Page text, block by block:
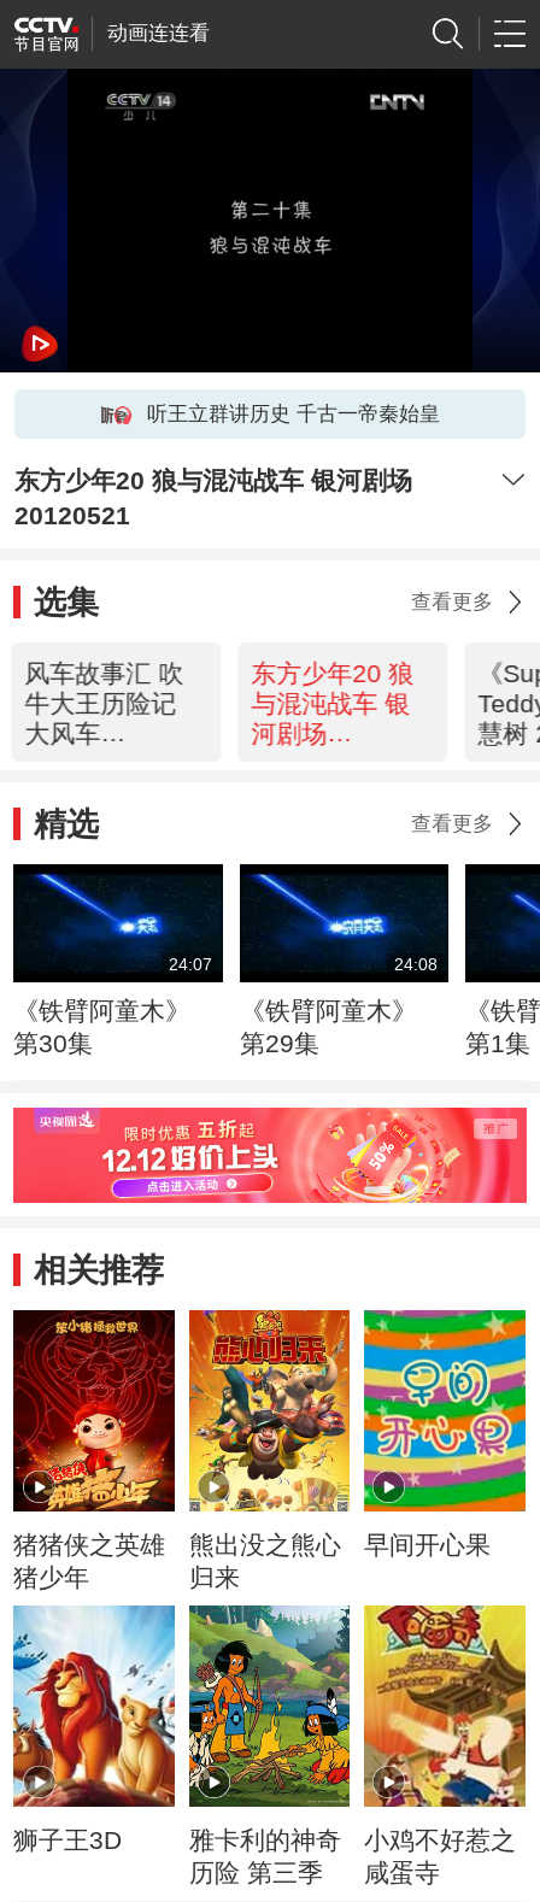
动画连连看
听王立群讲历史 千古一帝秦始皇
东方少年20 狼与混沌战车 银河剧场
20120521
选集 查看更多
风车故事汇 吹
牛大王历险记
大风车
东方少年20 狼
与混沌战车 银
河剧场
《
慧树
精选 查看更多
24:07
《铁臂阿童木》
第30集
24:08
《铁臂阿童木》
第29集
《铁
第1集
相关推荐
猪猪侠之英雄
猪少年
熊出没之熊心
归来
早间开心果
狮子王3D
雅卡利的神奇
历险 第三季
小鸡不好惹之
咸蛋寺